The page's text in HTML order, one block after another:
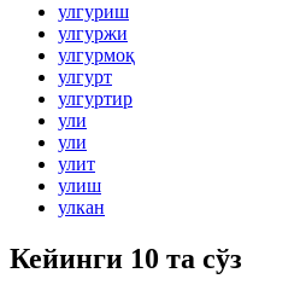
улгуриш
улгуржи
улгурмоқ
улгурт
улгуртир
ули
ули
улит
улиш
улкан
Кейинги 10 та сўз